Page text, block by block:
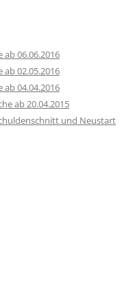
06.06.2016
02.05.2016
04.04.2016
ab 20.04.2015
und Neustart